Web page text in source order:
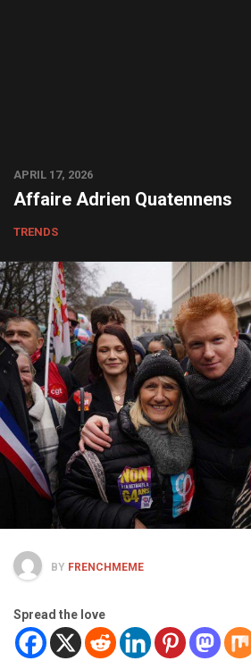
APRIL 17, 2026
Affaire Adrien Quatennens
TRENDS
BY FRENCHMEME
Spread the love